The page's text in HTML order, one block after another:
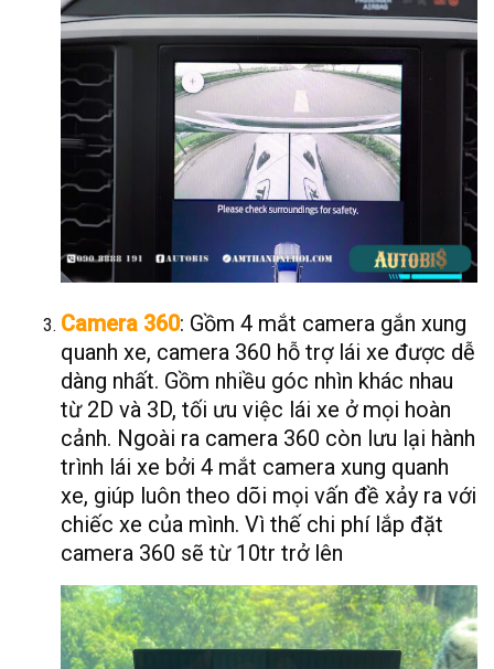
Camera 360: Gồm 4 mắt camera gắn xung
quanh xe, camera 360 hỗ trợ lái xe được dễ
dàng nhất. Gồm nhiều góc nhìn khác nhau
từ 2D và 3D, tối ưu việc lái xe ở mọi hoàn
cảnh. Ngoài ra camera 360 còn lưu lại hành
trình lái xe bởi 4 mắt camera xung quanh
xe, giúp luôn theo dõi mọi vấn đề xảy ra với
chiếc xe của mình. Vì thế chi phí lắp đặt
camera 360 sẽ từ 10tr trở lên